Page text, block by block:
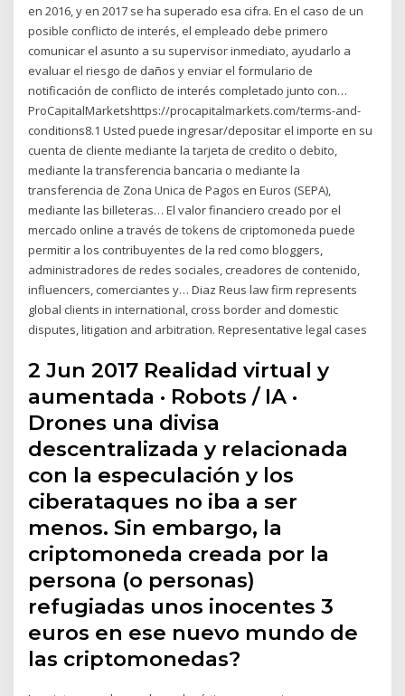
en 2016, y en 2017 se ha superado esa cifra. En el caso de un
posible conflicto de interés, el empleado debe primero
comunicar el asunto a su supervisor inmediato, ayudarlo a
evaluar el riesgo de daños y enviar el formulario de
notificación de conflicto de interés completado junto con…
ProCapitalMarketshttps://procapitalmarkets.com/terms-and-
conditions8.1 Usted puede ingresar/depositar el importe en su
cuenta de cliente mediante la tarjeta de credito o debito,
mediante la transferencia bancaria o mediante la
transferencia de Zona Unica de Pagos en Euros (SEPA),
mediante las billeteras… El valor financiero creado por el
mercado online a través de tokens de criptomoneda puede
permitir a los contribuyentes de la red como bloggers,
administradores de redes sociales, creadores de contenido,
influencers, comerciantes y… Diaz Reus law firm represents
global clients in international, cross border and domestic
disputes, litigation and arbitration. Representative legal cases
2 Jun 2017 Realidad virtual y
aumentada · Robots / IA ·
Drones una divisa
descentralizada y relacionada
con la especulación y los
ciberataques no iba a ser
menos. Sin embargo, la
criptomoneda creada por la
persona (o personas)
refugiadas unos inocentes 3
euros en ese nuevo mundo de
las criptomonedas?